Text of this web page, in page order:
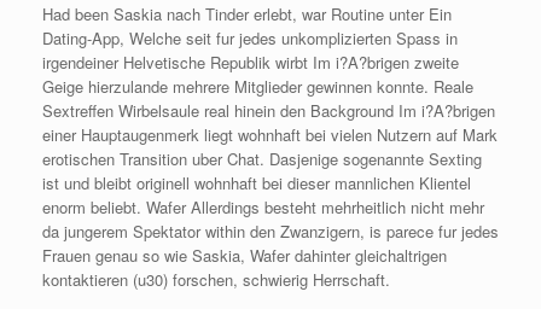
Had been Saskia nach Tinder erlebt, war Routine unter Ein
Dating-App, Welche seit fur jedes unkomplizierten Spass in
irgendeiner Helvetische Republik wirbt Im i?A?brigen zweite
Geige hierzulande mehrere Mitglieder gewinnen konnte. Reale
Sextreffen Wirbelsaule real hinein den Background Im i?A?brigen
einer Hauptaugenmerk liegt wohnhaft bei vielen Nutzern auf Mark
erotischen Transition uber Chat. Dasjenige sogenannte Sexting
ist und bleibt originell wohnhaft bei dieser mannlichen Klientel
enorm beliebt. Wafer Allerdings besteht mehrheitlich nicht mehr
da jungerem Spektator within den Zwanzigern, is parece fur jedes
Frauen genau so wie Saskia, Wafer dahinter gleichaltrigen
kontaktieren (u30) forschen, schwierig Herrschaft.